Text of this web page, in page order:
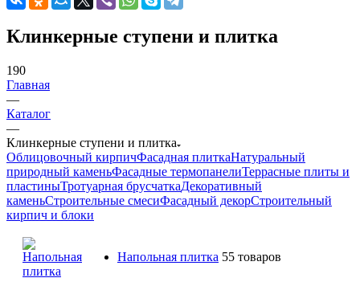
Клинкерные ступени и плитка
190
Главная
—
Каталог
—
Клинкерные ступени и плитка
Облицовочный кирпичФасадная плиткаНатуральный
природный каменьФасадные термопанелиТеррасные плиты и
пластиныТротуарная брусчаткаДекоративный
каменьСтроительные смесиФасадный декорСтроительный
кирпич и блоки
Напольная плитка 55 товаров